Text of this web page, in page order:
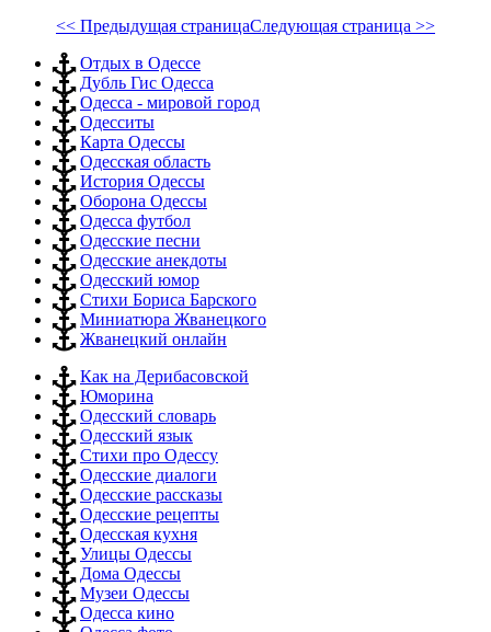
<< Предыдущая страницаСледующая страница >>
Отдых в Одессе
Дубль Гис Одесса
Одесса - мировой город
Одесситы
Карта Одессы
Одесская область
История Одессы
Оборона Одессы
Одесса футбол
Одесские песни
Одесские анекдоты
Одесский юмор
Стихи Бориса Барского
Миниатюра Жванецкого
Жванецкий онлайн
Как на Дерибасовской
Юморина
Одесский словарь
Одесский язык
Стихи про Одессу
Одесские диалоги
Одесские рассказы
Одесские рецепты
Одесская кухня
Улицы Одессы
Дома Одессы
Музеи Одессы
Одесса кино